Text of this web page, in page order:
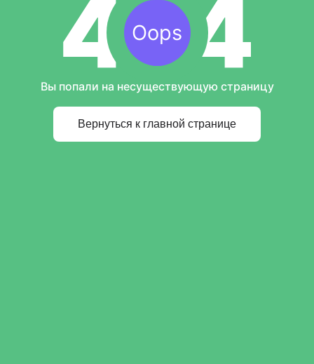
Oops
Вы попали на несуществующую страницу
Вернуться к главной странице